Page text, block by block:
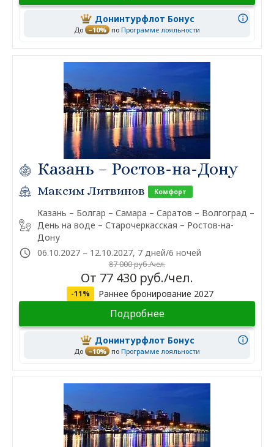
Донинтурфлот Бонус
До –10% по Программе лояльности
Казань – Ростов-на-Дону
Максим Литвинов Комфорт
Казань – Болгар – Самара – Саратов – Волгоград –
День на воде – Старочеркасская – Ростов-на-
Дону
06.10.2027 – 12.10.2027, 7 дней/6 ночей
87 000 руб./чел.
От 77 430 руб./чел.
-11% Раннее бронирование 2027
Подробнее
Донинтурфлот Бонус
До –10% по Программе лояльности